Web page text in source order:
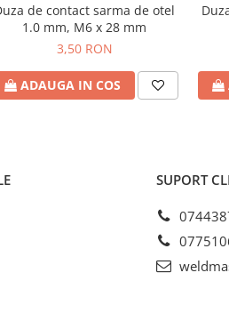
de contact sarma de otel
1.0 mm, M6 x 28 mm
3,50 RON
ADAUGA IN COS
SUPORT